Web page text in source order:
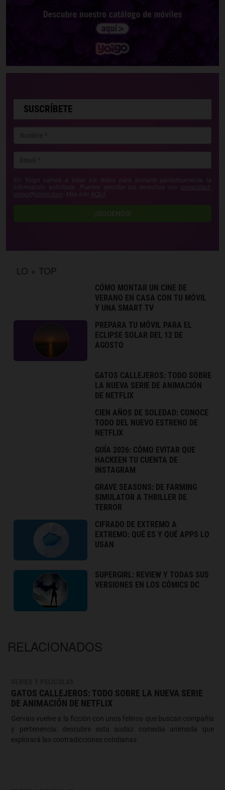
SUSCRÍBETE
En Yoigo vamos a tratar tus datos para enviarte periódicamente la
información solicitada. Puedes ejercitar tus derechos con privacidad-
yoigo@yoigo.com . Más Info AQUÍ
¡SÍGUENOS!
LO + TOP
CÓMO MONTAR UN CINE DE
VERANO EN CASA CON TU MÓVIL
Y UNA SMART TV
PREPARA TU MÓVIL PARA EL
ECLIPSE SOLAR DEL 12 DE
AGOSTO
GATOS CALLEJEROS: TODO SOBRE
LA NUEVA SERIE DE ANIMACIÓN
DE NETFLIX
CIEN AÑOS DE SOLEDAD: CONOCE
TODO DEL NUEVO ESTRENO DE
NETFLIX
GUÍA 2026: CÓMO EVITAR QUE
HACKEEN TU CUENTA DE
INSTAGRAM
GRAVE SEASONS: DE FARMING
SIMULATOR A THRILLER DE
TERROR
CIFRADO DE EXTREMO A
EXTREMO: QUÉ ES Y QUÉ APPS LO
USAN
SUPERGIRL: REVIEW Y TODAS SUS
VERSIONES EN LOS CÓMICS DC
RELACIONADOS
GATOS CALLEJEROS: TODO SOBRE LA NUEVA SERIE
DE ANIMACIÓN DE NETFLIX
Gervais vuelve a la ficción con unos felinos que buscan compañía
y pertenencia: descubre esta audaz comedia animada que
explorará las contradicciones cotidianas.